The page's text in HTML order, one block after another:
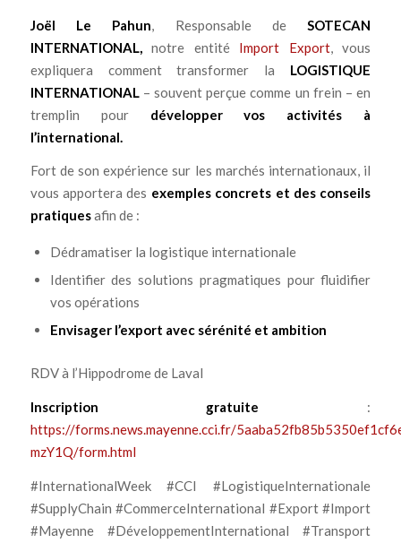
Joël Le Pahun, Responsable deSOTECAN
INTERNATIONAL,notre entité Import Export, vous
expliquera comment transformer la LOGISTIQUE
INTERNATIONAL– souvent perçue comme un frein – en
tremplin pour développer vos activités à
l’international.
Fort de son expérience sur les marchés internationaux, il
vous apportera des exemples concrets et des conseils
pratiquesafin de :
Dédramatiser la logistique internationale
Identifier des solutions pragmatiques pour fluidifier
vos opérations
Envisager l’export avec sérénité et ambition
RDV à l’Hippodrome de Laval
Inscription gratuite :
https://forms.news.mayenne.cci.fr/
mzY1Q/form.html
#InternationalWeek #CCI #LogistiqueInternationale
#SupplyChain #CommerceInternational #Export #Import
#Mayenne #DéveloppementInternational #Transport